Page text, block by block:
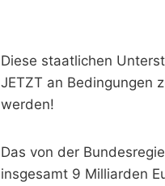
Diese staatlichen
JETZT an Bedingungen
werden!
Das von der
insgesamt 9 Milliarden